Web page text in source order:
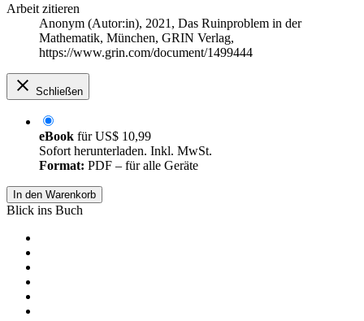
Arbeit zitieren
Anonym (Autor:in), 2021, Das Ruinproblem in der
Mathematik, München, GRIN Verlag,
https://www.grin.com/document/1499444
Schließen
eBook fürUS$ 10,99
Sofort herunterladen. Inkl. MwSt.
Format: PDF – für alle Geräte
In den Warenkorb
Blick ins Buch